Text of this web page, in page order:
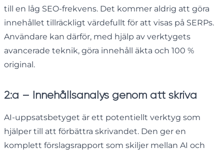
till en låg SEO-frekvens. Det kommer aldrig att göra
innehållet tillräckligt värdefullt för att visas på SERPs.
Användare kan därför, med hjälp av verktygets
avancerade teknik, göra innehåll äkta och 100 %
original.
2:a – Innehållsanalys genom att skriva
AI-uppsatsbetyget är ett potentiellt verktyg som
hjälper till att förbättra skrivandet. Den ger en
komplett förslagsrapport som skiljer mellan AI och